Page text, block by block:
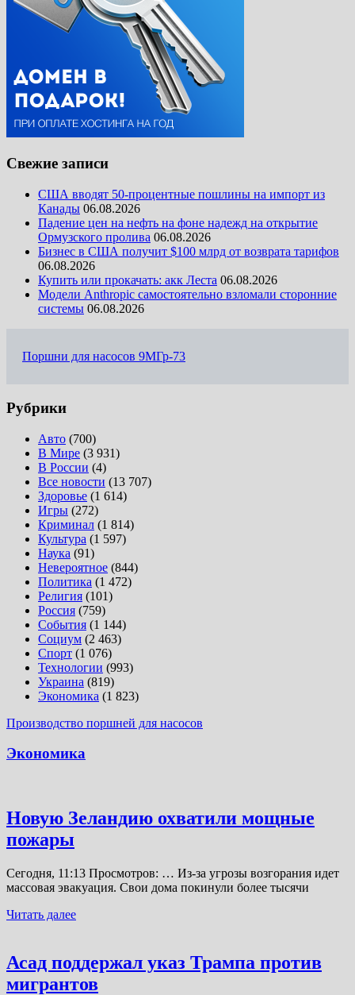
Свежие записи
США вводят 50-процентные пошлины на импорт из
Канады 06.08.2026
Падение цен на нефть на фоне надежд на открытие
Ормузского пролива 06.08.2026
Бизнес в США получит $100 млрд от возврата тарифов
06.08.2026
Купить или прокачать: акк Леста 06.08.2026
Модели Anthropic самостоятельно взломали сторонние
системы 06.08.2026
Поршни для насосов 9МГр-73
Рубрики
Авто (700)
В Мире (3 931)
В России (4)
Все новости (13 707)
Здоровье (1 614)
Игры (272)
Криминал (1 814)
Культура (1 597)
Наука (91)
Невероятное (844)
Политика (1 472)
Религия (101)
Россия (759)
События (1 144)
Социум (2 463)
Спорт (1 076)
Технологии (993)
Украина (819)
Экономика (1 823)
Производство поршней для насосов
Экономика
Новую Зеландию охватили мощные
пожары
Сегодня, 11:13 Просмотров: … Из-за угрозы возгорания идет
массовая эвакуация. Свои дома покинули более тысячи
Читать далее
Асад поддержал указ Трампа против
мигрантов